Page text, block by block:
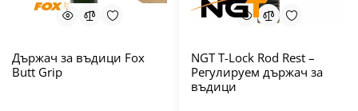
Държач за въдици Fox
Butt Grip
NGT T-Lock Rod Rest –
Регулируем държач за
въдици